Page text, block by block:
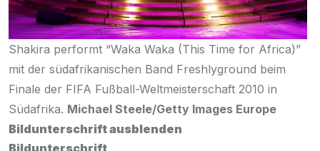
Shakira performt “Waka Waka (This Time for Africa)”
mit der südafrikanischen Band Freshlyground beim
Finale der FIFA Fußball-Weltmeisterschaft 2010 in
Südafrika. Michael Steele/Getty Images Europe
Bildunterschrift ausblenden